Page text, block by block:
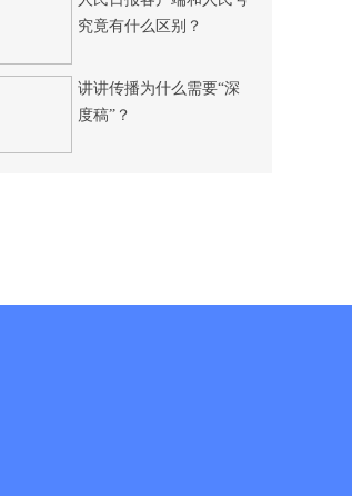
究竟有什么区别？
讲讲传播为什么需要“深
度稿”？